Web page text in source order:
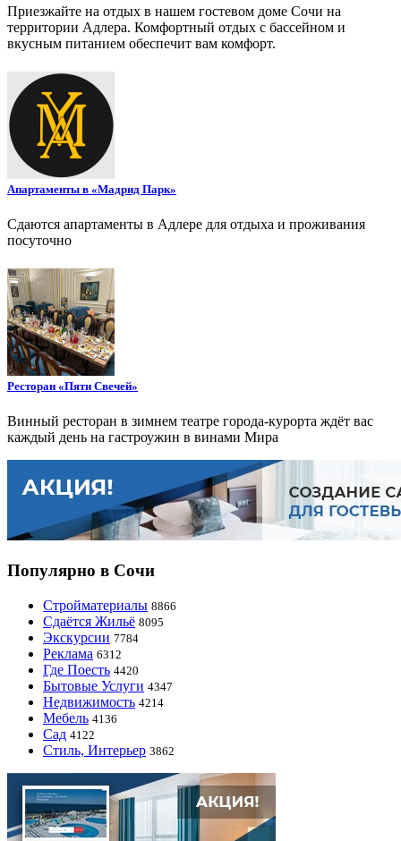
Приезжайте на отдых в нашем гостевом доме Сочи на
территории Адлера. Комфортный отдых с бассейном и
вкусным питанием обеспечит вам комфорт.
Апартаменты в «Мадрид Парк»
Сдаются апартаменты в Адлере для отдыха и проживания
посуточно
Ресторан «Пяти Свечей»
Винный ресторан в зимнем театре города-курорта ждёт вас
каждый день на гастроужин в винами Мира
Популярно в Сочи
Стройматериалы 8866
Сдаётся Жильё 8095
Экскурсии 7784
Реклама 6312
Где Поесть 4420
Бытовые Услуги 4347
Недвижимость 4214
Мебель 4136
Сад 4122
Стиль, Интерьер 3862